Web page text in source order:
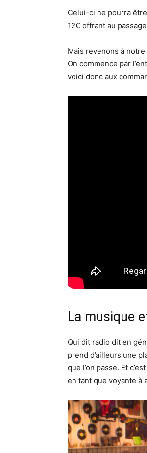
Celui-ci ne pourra
12€ offrant au
Mais revenons à
On commence par
voici donc aux
La musique
Qui dit radio dit en
prend d’ailleurs une
que l’on passe. Et
en tant que voyante à